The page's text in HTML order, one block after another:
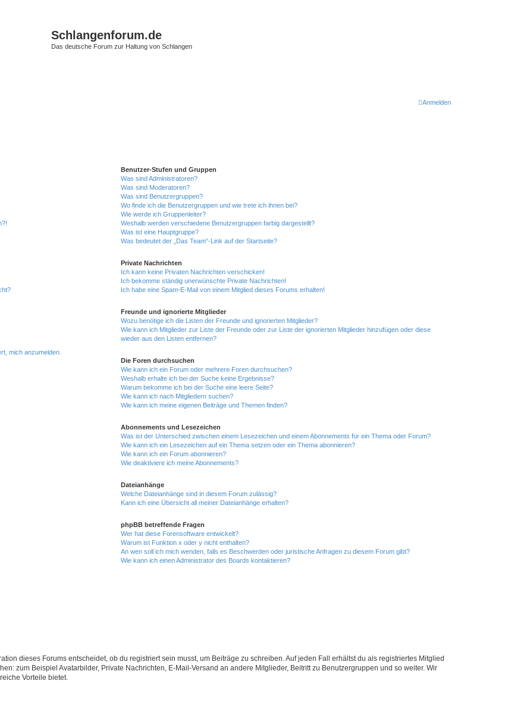
Schlangenforum.de
Das deutsche Forum zur Haltung von Schlangen
Anmelden
mich anzumelden.
Benutzer-Stufen und Gruppen
Was sind Administratoren?
Was sind Moderatoren?
Was sind Benutzergruppen?
Wo finde ich die Benutzergruppen und wie trete ich ihnen bei?
Wie werde ich Gruppenleiter?
Weshalb werden verschiedene Benutzergruppen farbig dargestellt?
Was ist eine Hauptgruppe?
Was bedeutet der „Das Team“-Link auf der Startseite?
Private Nachrichten
Ich kann keine Privaten Nachrichten verschicken!
Ich bekomme ständig unerwünschte Private Nachrichten!
Ich habe eine Spam-E-Mail von einem Mitglied dieses Forums erhalten!
Freunde und ignorierte Mitglieder
Wozu benötige ich die Listen der Freunde und ignorierten Mitglieder?
Wie kann ich Mitglieder zur Liste der Freunde oder zur Liste der ignorierten Mitglieder hinzufügen oder diese
wieder aus den Listen entfernen?
Die Foren durchsuchen
Wie kann ich ein Forum oder mehrere Foren durchsuchen?
Weshalb erhalte ich bei der Suche keine Ergebnisse?
Warum bekomme ich bei der Suche eine leere Seite?
Wie kann ich nach Mitgliedern suchen?
Wie kann ich meine eigenen Beiträge und Themen finden?
Abonnements und Lesezeichen
Was ist der Unterschied zwischen einem Lesezeichen und einem Abonnements für ein Thema oder Forum?
Wie kann ich ein Lesezeichen auf ein Thema setzen oder ein Thema abonnieren?
Wie kann ich ein Forum abonnieren?
Wie deaktiviere ich meine Abonnements?
Dateianhänge
Welche Dateianhänge sind in diesem Forum zulässig?
Kann ich eine Übersicht all meiner Dateianhänge erhalten?
phpBB betreffende Fragen
Wer hat diese Forensoftware entwickelt?
Warum ist Funktion x oder y nicht enthalten?
An wen soll ich mich wenden, falls es Beschwerden oder juristische Anfragen zu diesem Forum gibt?
Wie kann ich einen Administrator des Boards kontaktieren?
dieses Forums entscheidet, ob du registriert sein musst, um Beiträge zu schreiben. Auf jeden Fall erhältst du als registriertes Mitglied
zum Beispiel Avatarbilder, Private Nachrichten, E-Mail-Versand an andere Mitglieder, Beitritt zu Benutzergruppen und so weiter. Wir
Vorteile bietet.